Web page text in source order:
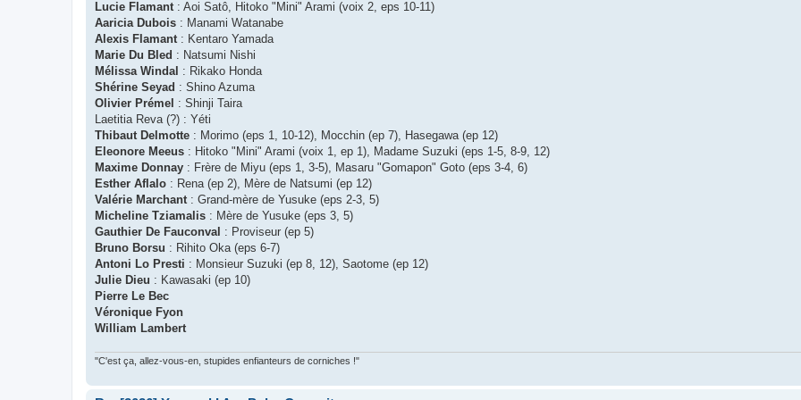
Lucie Flamant : Aoi Satô, Hitoko "Mini" Arami (voix 2, eps 10-11)
Aaricia Dubois : Manami Watanabe
Alexis Flamant : Kentaro Yamada
Marie Du Bled : Natsumi Nishi
Mélissa Windal : Rikako Honda
Shérine Seyad : Shino Azuma
Olivier Prémel : Shinji Taira
Laetitia Reva (?) : Yéti
Thibaut Delmotte : Morimo (eps 1, 10-12), Mocchin (ep 7), Hasegawa (ep 12)
Eleonore Meeus : Hitoko "Mini" Arami (voix 1, ep 1), Madame Suzuki (eps 1-5, 8-9, 12)
Maxime Donnay : Frère de Miyu (eps 1, 3-5), Masaru "Gomapon" Goto (eps 3-4, 6)
Esther Aflalo : Rena (ep 2), Mère de Natsumi (ep 12)
Valérie Marchant : Grand-mère de Yusuke (eps 2-3, 5)
Micheline Tziamalis : Mère de Yusuke (eps 3, 5)
Gauthier De Fauconval : Proviseur (ep 5)
Bruno Borsu : Rihito Oka (eps 6-7)
Antoni Lo Presti : Monsieur Suzuki (ep 8, 12), Saotome (ep 12)
Julie Dieu : Kawasaki (ep 10)
Pierre Le Bec
Véronique Fyon
William Lambert
"C'est ça, allez-vous-en, stupides enfianteurs de corniches !"